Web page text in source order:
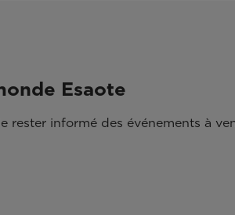
Esaote
rester informé des événements à